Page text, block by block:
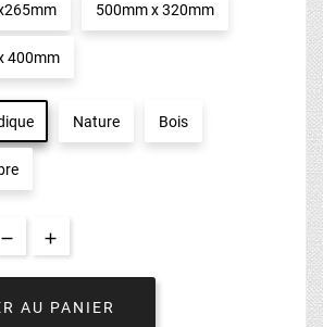
500mm x 320mm
400mm
Nature Bois
AU PANIER